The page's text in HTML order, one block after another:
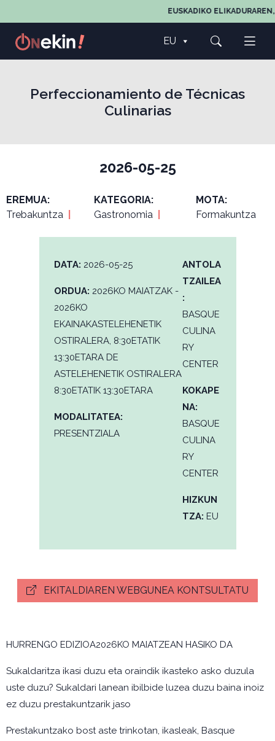
EUSKADIKO ELIKADURAREN,
EU
Perfeccionamiento de Técnicas
Culinarias
2026-05-25
EREMUA:
Trebakuntza
KATEGORIA:
Gastronomia
MOTA:
Formakuntza
DATA: 2026-05-25
ORDUA: 2026KO MAIATZAK -
2026KO
EKAINAKASTELEHENETIK
OSTIRALERA, 8:30ETATIK
13:30ETARA DE
ASTELEHENETIK OSTIRALERA
8:30ETATIK 13:30ETARA
MODALITATEA:
PRESENTZIALA
ANTOLA
TZAILEA
:
BASQUE
CULINA
RY
CENTER
KOKAPE
NA:
BASQUE
CULINA
RY
CENTER
HIZKUN
TZA: EU
EKITALDIAREN WEBGUNEA KONTSULTATU
HURRENGO EDIZIOA2026KO MAIATZEAN HASIKO DA
Sukaldaritza ikasi duzu eta oraindik ikasteko asko duzula
uste duzu? Sukaldari lanean ibilbide luzea duzu baina inoiz
ez duzu prestakuntzarik jaso
Prestakuntzako bost aste trinkotan, ikasleak, Basque